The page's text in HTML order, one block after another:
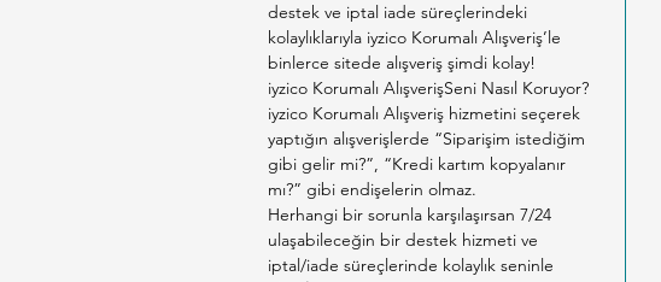
destek ve iptal iade süreçlerindeki
kolaylıklarıyla iyzico Korumalı Alışveriş’le
binlerce sitede alışveriş şimdi kolay!
iyzico Korumalı AlışverişSeni Nasıl Koruyor?
iyzico Korumalı Alışveriş hizmetini seçerek
yaptığın alışverişlerde “Siparişim istediğim
gibi gelir mi?”, “Kredi kartım kopyalanır
mı?” gibi endişelerin olmaz.
Herhangi bir sorunla karşılaşırsan 7/24
ulaşabileceğin bir destek hizmeti ve
iptal/iade süreçlerinde kolaylık seninle